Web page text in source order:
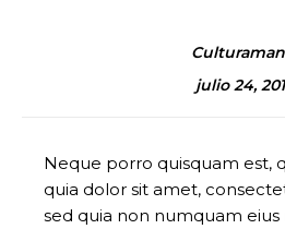
julio 24,
Neque porro quisquam est,
quia dolor sit amet,
sed quia non numquam